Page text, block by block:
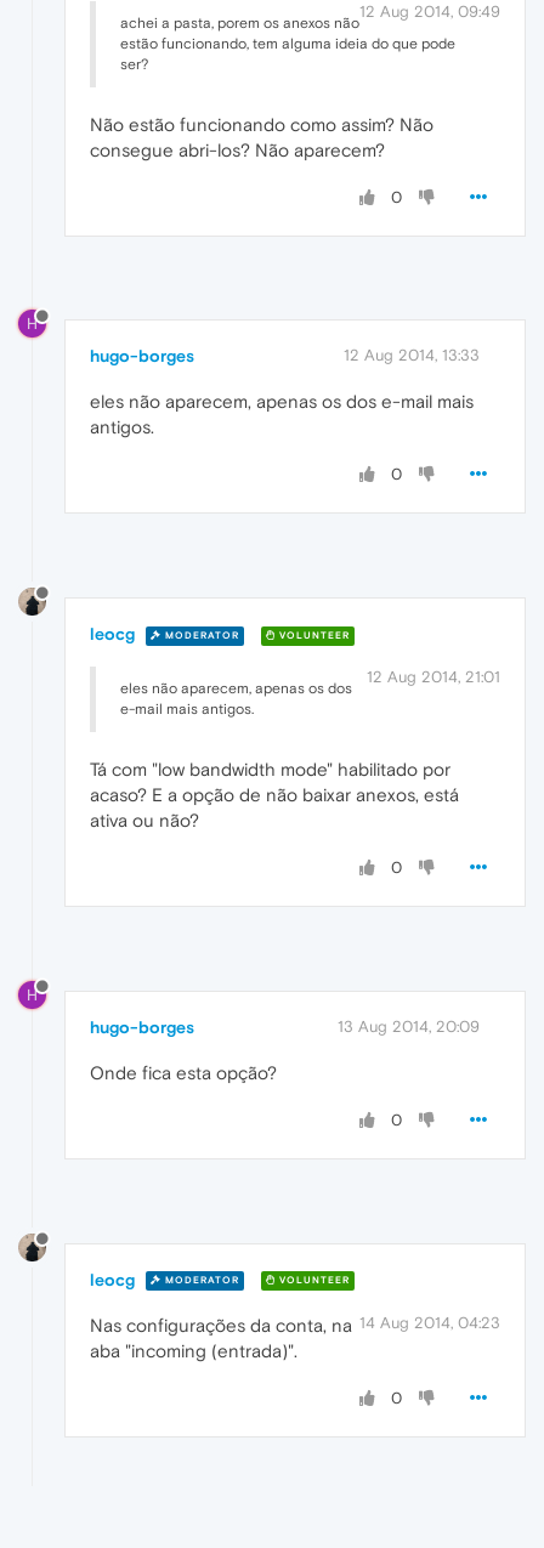
12 Aug 2014, 09:49
achei a pasta, porem os anexos não
estão funcionando, tem alguma ideia do que pode
ser?
Não estão funcionando como assim? Não
consegue abri-los? Não aparecem?
0
H
hugo-borges 12 Aug 2014, 13:33
eles não aparecem, apenas os dos e-mail mais
antigos.
0
leocg MODERATOR VOLUNTEER
12 Aug 2014, 21:01
eles não aparecem, apenas os dos
e-mail mais antigos.
Tá com "low bandwidth mode" habilitado por
acaso? E a opção de não baixar anexos, está
ativa ou não?
0
H
hugo-borges 13 Aug 2014, 20:09
Onde fica esta opção?
0
leocg MODERATOR VOLUNTEER
14 Aug 2014, 04:23
Nas configurações da conta, na
aba "incoming (entrada)".
0